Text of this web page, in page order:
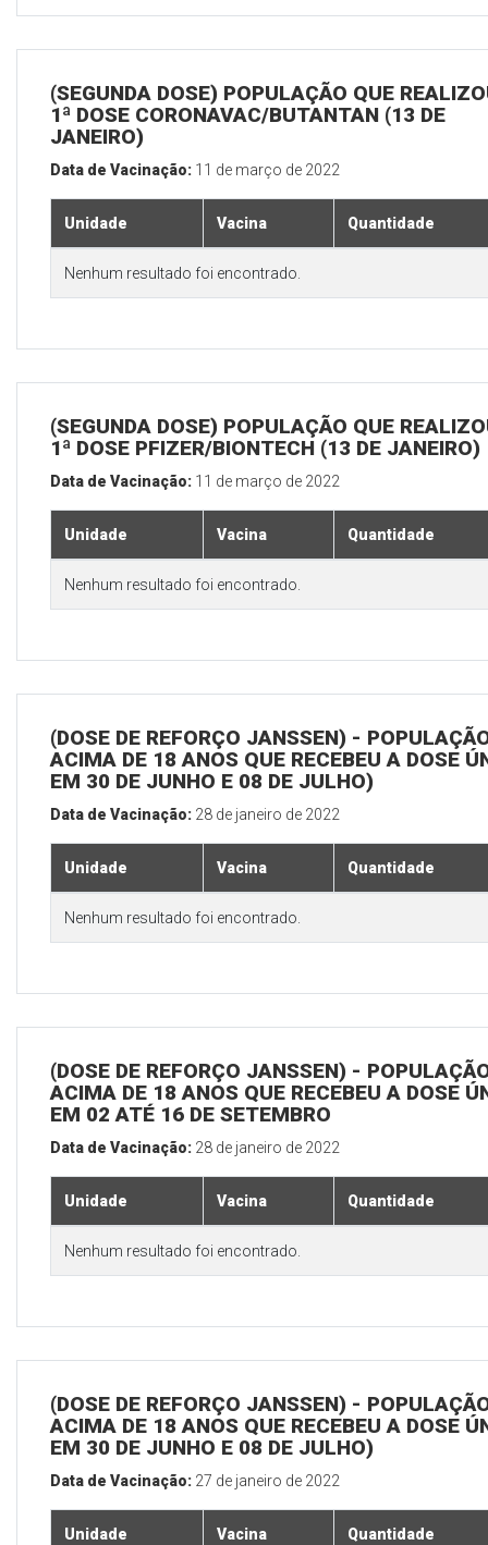
(SEGUNDA DOSE) POPULAÇÃO QUE
1ª DOSE CORONAVAC/BUTANTAN (13 DE
JANEIRO)
Data de Vacinação: 11 de março de 2022
Unidade Vacina Quantidade
Nenhum resultado foi encontrado.
(SEGUNDA DOSE) POPULAÇÃO QUE
1ª DOSE PFIZER/BIONTECH (13 DE JANEIRO)
Data de Vacinação: 11 de março de 2022
Unidade Vacina Quantidade
Nenhum resultado foi encontrado.
(DOSE DE REFORÇO JANSSEN) -
ACIMA DE 18 ANOS QUE RECEBEU A DOSE
EM 30 DE JUNHO E 08 DE JULHO)
Data de Vacinação: 28 de janeiro de 2022
Unidade Vacina Quantidade
Nenhum resultado foi encontrado.
(DOSE DE REFORÇO JANSSEN) -
ACIMA DE 18 ANOS QUE RECEBEU A DOSE
EM 02 ATÉ 16 DE SETEMBRO
Data de Vacinação: 28 de janeiro de 2022
Unidade Vacina Quantidade
Nenhum resultado foi encontrado.
(DOSE DE REFORÇO JANSSEN) -
ACIMA DE 18 ANOS QUE RECEBEU A DOSE
EM 30 DE JUNHO E 08 DE JULHO)
Data de Vacinação: 27 de janeiro de 2022
Unidade Vacina Quantidade